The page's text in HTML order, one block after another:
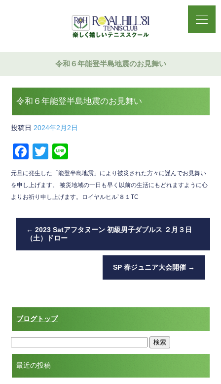
令和６年能登半島地震のお見舞い
令和６年能登半島地震のお見舞い
投稿日 2024年2月2日
F
a
c
e
b
o
o
T
wi
tt
er
n
e
元旦に発生した「能登半島地震」により被災された方々に謹んでお見舞い
を申し上げます。 被災地域の一日も早く以前の生活にもどれますように心
よりお祈り申し上げます。ロイヤルヒル’８１TC
← 2023 Satアフタヌーン 初級男子ダブルス ２月３日
（土）ドロー
SP 春ジュニア大会開催 →
ブログトップ
最近の投稿